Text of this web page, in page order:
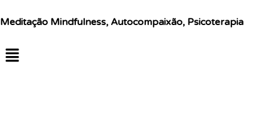
Meditação Mindfulness, Autocompaixão, Psicoterapia